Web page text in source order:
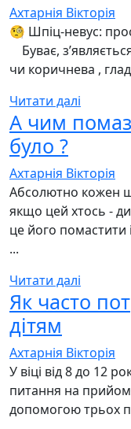
Ахтарнія Вікторія
🧐 Шпіц-невус:
⠀ Буває,
чи коричнева ,
Читати далі
А чим
було ?
Ахтарнія Вікторія
Абсолютно кожен
якщо цей хтось -
це його
...
Читати далі
Як часто
дітям
Ахтарнія Вікторія
У віці від 8 до 12
питання на
допомогою трьох